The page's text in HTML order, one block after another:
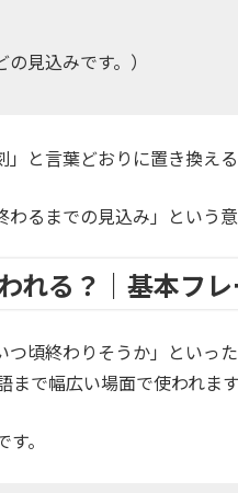
見込みです。）
と言葉どおりに置き換え
るまでの見込み」という
れる？｜基本フ
つ頃終わりそうか」といっ
で幅広い場面で使われます
。